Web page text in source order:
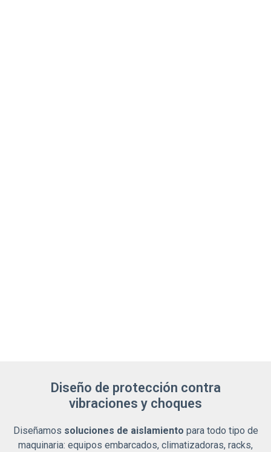
Diseño de protección contra
vibraciones y choques
Diseñamos soluciones de aislamiento para todo tipo de
maquinaria: equipos embarcados, climatizadoras, racks,